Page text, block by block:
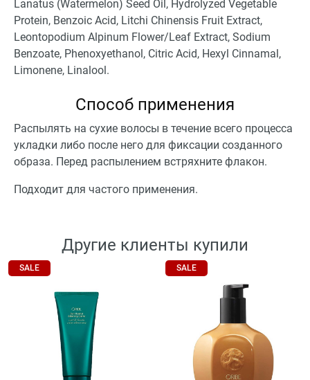
Lanatus (Watermelon) Seed Oil, Hydrolyzed Vegetable
Protein, Benzoic Acid, Litchi Chinensis Fruit Extract,
Leontopodium Alpinum Flower/Leaf Extract, Sodium
Benzoate, Phenoxyethanol, Citric Acid, Hexyl Cinnamal,
Limonene, Linalool.
Способ применения
Распылять на сухие волосы в течение всего процесса
укладки либо после него для фиксации созданного
образа. Перед распылением встряхните флакон.
Подходит для частого применения.
Другие клиенты купили
SALE SALE